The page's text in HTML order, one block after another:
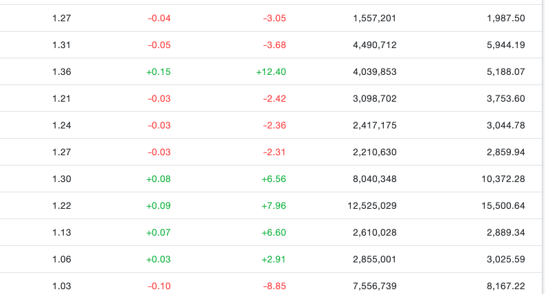
1.27 -0.04 -3.05 1,557,201
1,987.50
1.31 -0.05 -3.68 4,490,712
5,944.19
1.36 +0.15 +12.40 4,039,853
5,188.07
1.21 -0.03 -2.42 3,098,702
3,753.60
1.24 -0.03 -2.36 2,417,175
3,044.78
1.27 -0.03 -2.31 2,210,630
2,859.94
1.30 +0.08 +6.56 8,040,348
10,372.28
1.22 +0.09 +7.96 12,525,029
15,500.64
1.13 +0.07 +6.60 2,610,028
2,889.34
1.06 +0.03 +2.91 2,855,001
3,025.59
1.03 -0.10 -8.85 7,556,739 8,167.22